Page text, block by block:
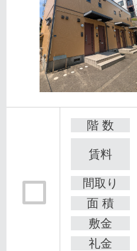
階 数
賃料
間取り
面 積
敷金
礼金